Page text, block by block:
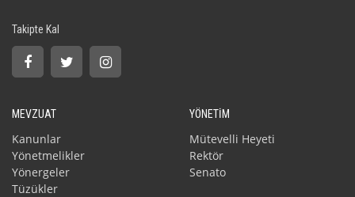
Takipte Kal
MEVZUAT
Kanunlar
Yönetmelikler
Yönergeler
Tüzükler
YÖNETİM
Mütevelli Heyeti
Rektör
Senato